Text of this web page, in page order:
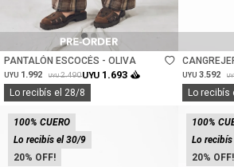
Talle
PANTALÓN ESCOCÉS - OLIVA
UYU 1.992 UYU 2.490UYU 1.693
Lo recibís el 28/8
Talle
UYU 3.592
Lo recibís
20
100% CUERO
Lo recibís el 30/9
20
100%
Lo